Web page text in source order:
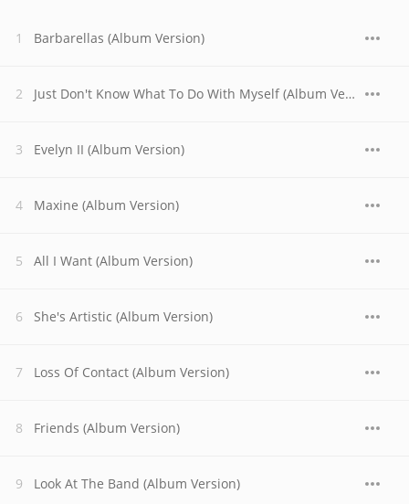
Barbarellas (Album Version)
Just Don't Know What To Do With Myself (Album Version)
Evelyn II (Album Version)
Maxine (Album Version)
All I Want (Album Version)
She's Artistic (Album Version)
Loss Of Contact (Album Version)
Friends (Album Version)
Look At The Band (Album Version)